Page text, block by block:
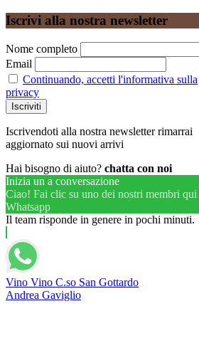
Iscrivi alla nostra newsletter
Nome completo
Email
Continuando, accetti l'informativa sulla
privacy
Iscrivendoti alla nostra newsletter rimarrai
aggiornato sui nuovi arrivi
Hai bisogno di aiuto? chatta con noi
Inizia un a conversazione
Ciao! Fai clic su uno dei nostri membri qui
Whatsapp
Il team risponde in genere in pochi minuti.
Vino Vino C.so San Gottardo
Andrea Gaviglio